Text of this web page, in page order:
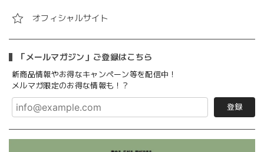
オフィシャルサイト
「メールマガジン」ご登録はこちら
新商品情報やお得なキャンペーン等を配信中！
メルマガ限定のお得な情報も！？
登録